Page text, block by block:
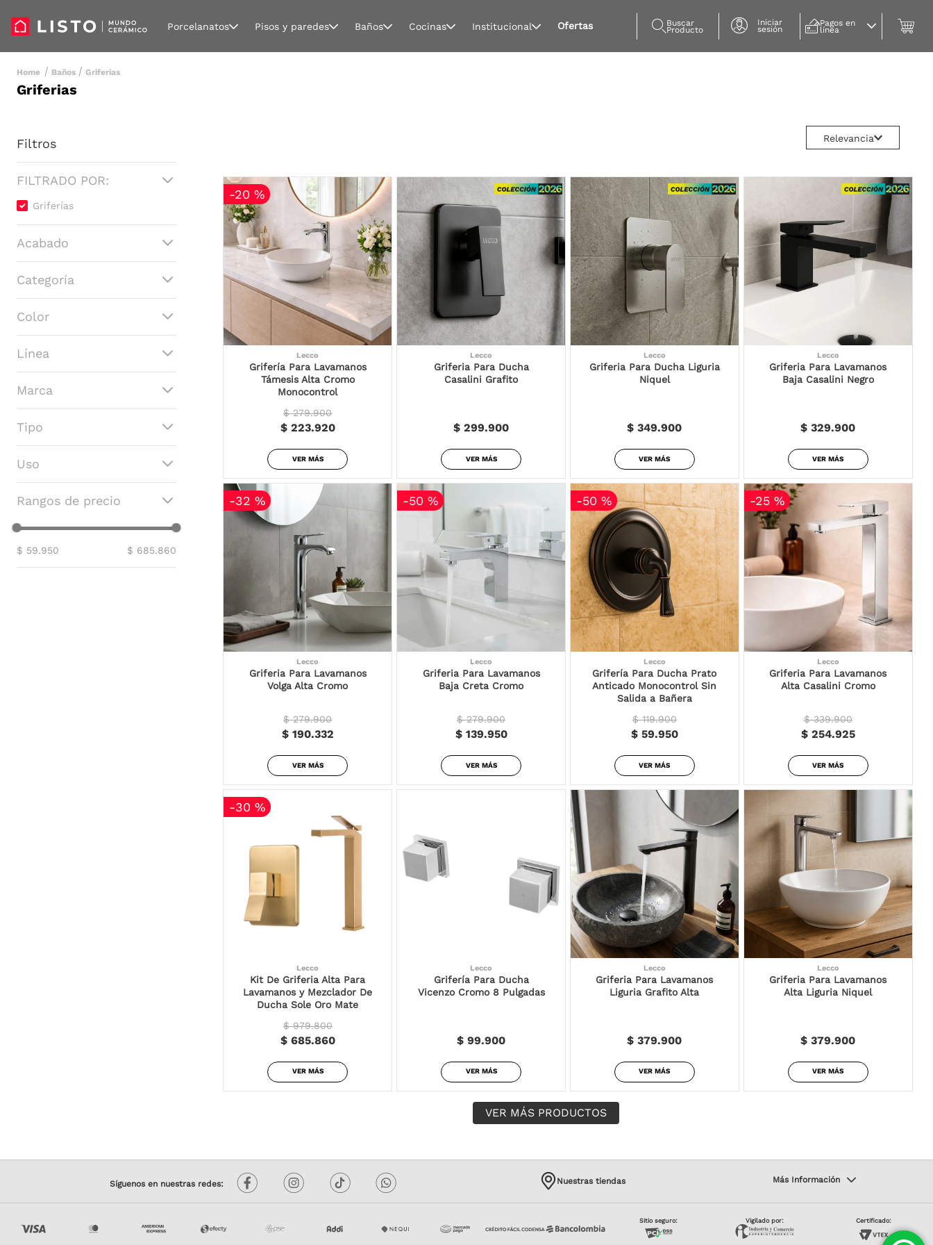
Porcelanatos Pisos y paredes Baños Cocinas Institucional Ofertas Buscar
Producto
Iniciar
sesión
Pagos en
línea
Baños Griferias
Griferias
Filtros
FILTRADO POR:
Griferías
Acabado
Mate
Cromo
Categoría
Color
Cromado
Oro
Rosa
Gun Metal
Línea
Grifería Ducha
Marca
Corona
Tipo
Lavamanos Alta
Sin Salida Bañera
Lavamanos 8 Pulgadas
Uso
Rangos de precio
$ 59.950 $ 685.860
Relevancia
-20 %
Lecco
Grifería Para Lavamanos
Támesis Alta Cromo
Monocontrol
$ 279.900
$ 223.920
VER MÁS
Lecco
Griferia Para Ducha
Casalini Grafito
$ 299.900
VER MÁS
Lecco
Griferia Para Ducha Liguria
Niquel
$ 349.900
VER MÁS
Lecco
Griferia Para Lavamanos
Baja Casalini Negro
$ 329.900
VER MÁS
-32 %
Lecco
Griferia Para Lavamanos
Volga Alta Cromo
$ 279.900
$ 190.332
VER MÁS
-50 %
Lecco
Griferia Para Lavamanos
Baja Creta Cromo
$ 279.900
$ 139.950
VER MÁS
-50 %
Lecco
Grifería Para Ducha Prato
Anticado Monocontrol Sin
Salida a Bañera
$ 119.900
$ 59.950
VER MÁS
-25 %
Lecco
Griferia Para Lavamanos
Alta Casalini Cromo
$ 339.900
$ 254.925
VER MÁS
-30 %
Lecco
Kit De Griferia Alta Para
Lavamanos y Mezclador De
Ducha Sole Oro Mate
$ 979.800
$ 685.860
VER MÁS
Lecco
Grifería Para Ducha
Vicenzo Cromo 8 Pulgadas
$ 99.900
VER MÁS
Lecco
Griferia Para Lavamanos
Liguria Grafito Alta
$ 379.900
VER MÁS
Lecco
Griferia Para Lavamanos
Alta Liguria Niquel
$ 379.900
VER MÁS
Síguenos en nuestras redes: Nuestras tiendas
Sitio seguro: Vigilado por: Certificado: